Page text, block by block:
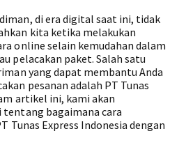
di era digital saat ini, tidak
kita ketika melakukan
online selain kemudahan dalam
pelacakan paket. Salah satu
yang dapat membantu Anda
pesanan adalah PT Tunas
artikel ini, kami akan
bagaimana cara
Tunas Express Indonesia dengan